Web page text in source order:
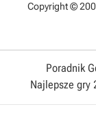
Copyright ©
Poradnik
Najlepsze gry